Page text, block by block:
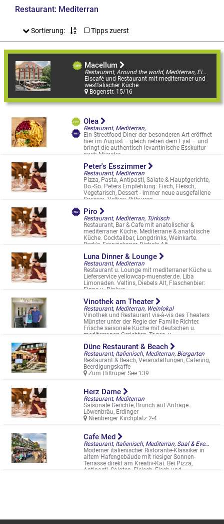
Restaurant: Mediterran
Sortierung: Tipps zuerst
Macellum
Restaurant, Around the world, Mediterran, Eiscafé Highlight
Eiscafé und Restaurant mit mediterraner und
westfälischer Küche
Bogenstr. 15/16
Olea
Restaurant, Mediterran,
Ein Streetfood-Diner der besonderen Art eröffnet
hier im August – gleich neben dem Fyal – und
bringt die authentisch levantinische Esskultur
nach Münster
Peter's Esszimmer
Restaurant, Mediterran
Pizza, Pasta, Antipasti, Salate & Hauptgerichte,
Do.-So. Peters Empfehlung: Fisch, Fleisch,
Vegetarisch, Dessert - immer neue ausgefallene
Speisen. Veltins, Bitburger, ...
Dieckmannstr. 6-10
Piro
Restaurant, Mediterran, Türkisch
Restaurant, Bar & Cafe mit anatolischer &
mediterraner Küche. Mediterrane & anatolische
Küche. Cocktailbar, Longdrinks, Weinkarte.
Beck's, Franziskaner, Diebels Alt
Luna Dinner & Lounge
Restaurant, Mediterran
Restaurant u. Lounge mit mediterraner Küche u.
Lieferservice yellowcap-muenster.de. Liba
Limonaden. Veltins, Diebels Alt, Flaschenbier:
Finne u. Pinkus
Vinothek am Theater
Restaurant, Mediterran, Weinlokal
Vinothek und Restaurant vis-à-vis des Theaters
Münster unter der Regie der Familie Richter.
Frische saisonale Küche mit deutschen u.
mediterranen Gerichten, Tages- u. ...
Düne Restaurant & Beach
Restaurant, Italienisch, Mediterran, Biergarten
Restaurant & Beach, Veranstaltungen, Catering,
Beerdigungskaffe
Zum Hiltruper See 139
Herz Dame
Restaurant, Mediterran
Saisonale Gerichte, Brunch auf Anfrage.
Löwenbräu, Erdinger
Nienberger Kirchplatz 2-4
Cafe Med
Restaurant, Italienisch, Mediterran, Saal & Eventlocation, Biergarten, Straßencafés & Boulevardterrassen
Moderner italienischer Ristorante-Klassiker in
altem Hafengebäude mit riesiger Sonnen-
Terrasse direkt am Kreativ-Kai. Bei Pizza,
Antipasti, Salaten, Fleisch, Fisch und ...